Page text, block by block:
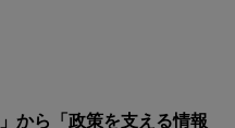
から「政策を支える情報